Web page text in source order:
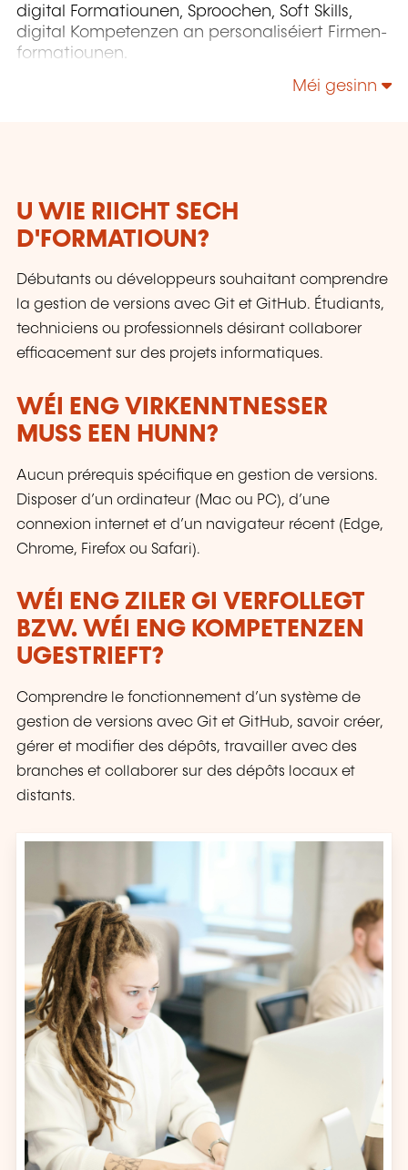
digital Formatiounen, Sproochen, Soft Skills,
digital Kompetenzen an personaliséiert Firmen­
formatiounen.
Méi gesinn
U WIE RIICHT SECH
D'FORMATIOUN?
Débutants ou développeurs souhaitant comprendre
la gestion de versions avec Git et GitHub. Étudiants,
techniciens ou professionnels désirant collaborer
efficacement sur des projets informatiques.
WÉI ENG VIRKENNTNESSER
MUSS EEN HUNN?
Aucun prérequis spécifique en gestion de versions.
Disposer d’un ordinateur (Mac ou PC), d’une
connexion internet et d’un navigateur récent (Edge,
Chrome, Firefox ou Safari).
WÉI ENG ZILER GI VERFOLLEGT
BZW. WÉI ENG KOMPETENZEN
UGESTRIEFT?
Comprendre le fonctionnement d’un système de
gestion de versions avec Git et GitHub, savoir créer,
gérer et modifier des dépôts, travailler avec des
branches et collaborer sur des dépôts locaux et
distants.